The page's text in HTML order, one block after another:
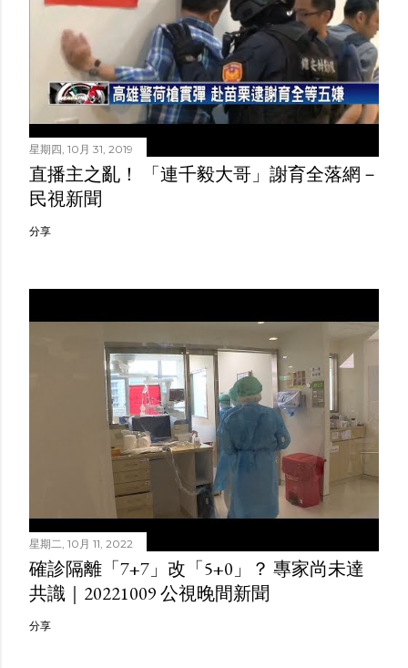
星期四, 10月 31, 2019
直播主之亂！ 「連千毅大哥」謝育全落網－
民視新聞
分享
星期二, 10月 11, 2022
確診隔離「7+7」改「5+0」？ 專家尚未達
共識｜20221009 公視晚間新聞
分享